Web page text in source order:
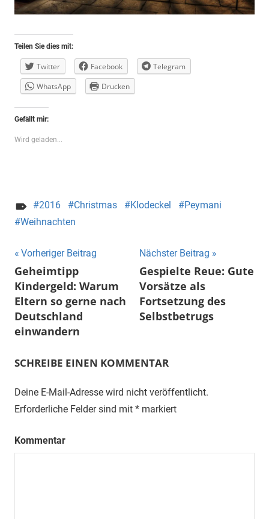
Teilen Sie dies mit:
Twitter Facebook
Telegram
WhatsApp
Drucken
Gefällt mir:
Wird geladen...
2016 Christmas Klodeckel
Peymani
Weihnachten
Beitragsnavigation
Vorheriger Beitrag
Geheimtipp
Kindergeld: Warum
Eltern so gerne nach
Deutschland
einwandern
Nächster Beitrag
Gespielte Reue: Gute
Vorsätze als
Fortsetzung des
Selbstbetrugs
SCHREIBE EINEN KOMMENTAR
Deine E-Mail-Adresse wird nicht veröffentlicht.
Erforderliche Felder sind mit * markiert
Kommentar